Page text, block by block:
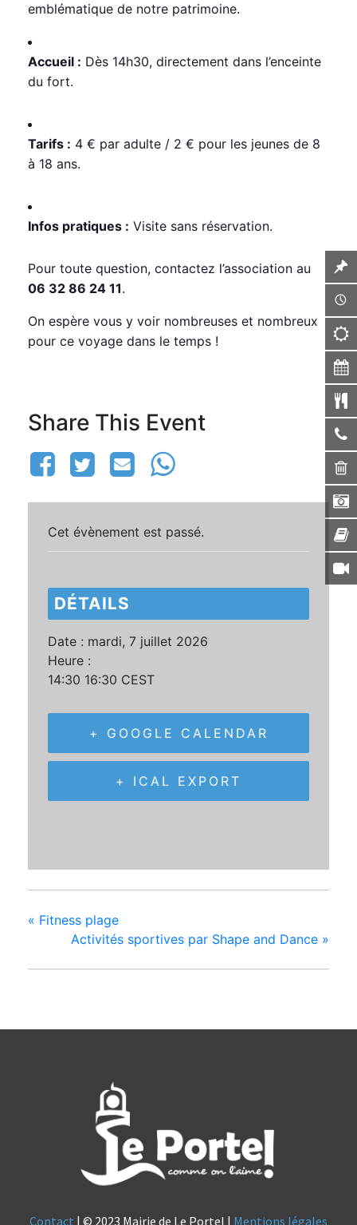
emblématique de notre patrimoine.
Accueil : Dès 14h30, directement dans l’enceinte
du fort.
Tarifs : 4 € par adulte / 2 € pour les jeunes de 8
à 18 ans.
Infos pratiques : Visite sans réservation.
Pour toute question, contactez l’association au
06 32 86 24 11.
On espère vous y voir nombreuses et nombreux
pour ce voyage dans le temps !
Share This Event
Cet évènement est passé.
DÉTAILS
Date : mardi, 7 juillet 2026
Heure :
14:30 16:30 CEST
+ GOOGLE CALENDAR
+ ICAL EXPORT
« Fitness plage
Activités sportives par Shape and Dance »
Contact | © 2023 Mairie de Le Portel | Mentions légales